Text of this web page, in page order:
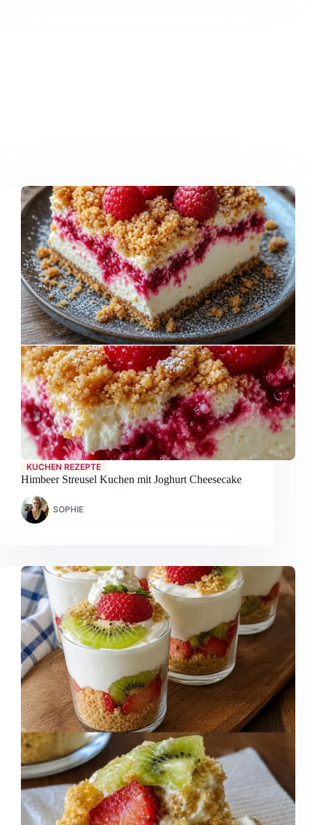
KUCHEN REZEPTE
Himbeer Streusel Kuchen mit Joghurt Cheesecake
SOPHIE